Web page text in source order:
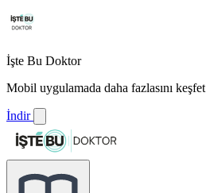
İşte Bu Doktor
Mobil uygulamada daha fazlasını keşfet
İndir